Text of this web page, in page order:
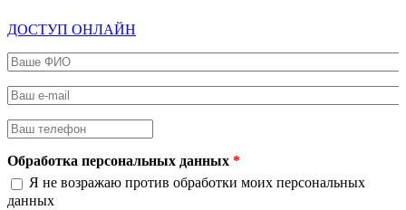
ДОСТУП ОНЛАЙН
Ваше ФИО
Ваш e-mail
Ваш телефон
Обработка персональных данных *
Я не возражаю против обработки моих персональных
данных